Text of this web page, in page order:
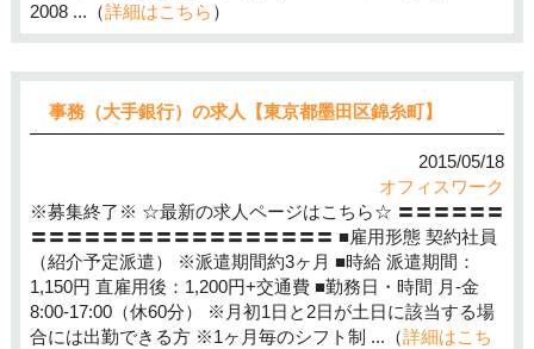
2008 ...（詳細はこちら ）
事務（大手銀行）の求人【東京都墨田区錦糸町】
2015/05/18
オフィスワーク
※募集終了※ ☆最新の求人ページはこちら☆ 〓〓〓〓〓〓
〓〓〓〓〓〓〓〓〓〓〓〓〓〓〓〓〓 ■雇用形態 契約社員
（紹介予定派遣） ※派遣期間約3ヶ月 ■時給 派遣期間：
1,150円 直雇用後：1,200円+交通費 ■勤務日・時間 月-金
8:00-17:00（休60分） ※月初1日と2日が土日に該当する場
合には出勤できる方 ※1ヶ月毎のシフト制 ...（詳細はこち